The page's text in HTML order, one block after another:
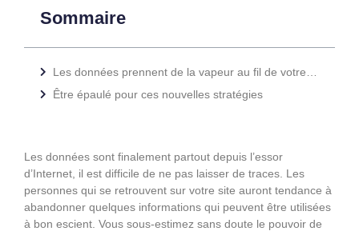
Sommaire
Être épaulé pour ces nouvelles stratégies
Les données sont finalement partout depuis l’essor
d’Internet, il est difficile de ne pas laisser de traces. Les
personnes qui se retrouvent sur votre site auront tendance à
abandonner quelques informations qui peuvent être utilisées
à bon escient. Vous sous-estimez sans doute le pouvoir de